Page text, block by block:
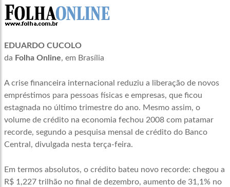
EDUARDO CUCOLO
da Folha Online, em Brasília
A crise financeira internacional reduziu a liberação de novos
empréstimos para pessoas físicas e empresas, que ficou
estagnada no último trimestre do ano. Mesmo assim, o
volume de crédito na economia fechou 2008 com patamar
recorde, segundo a pesquisa mensal de crédito do Banco
Central, divulgada nesta terça-feira.
Em termos absolutos, o crédito bateu novo recorde: chegou a
R$ 1,227 trilhão no final de dezembro, aumento de 31,1% no